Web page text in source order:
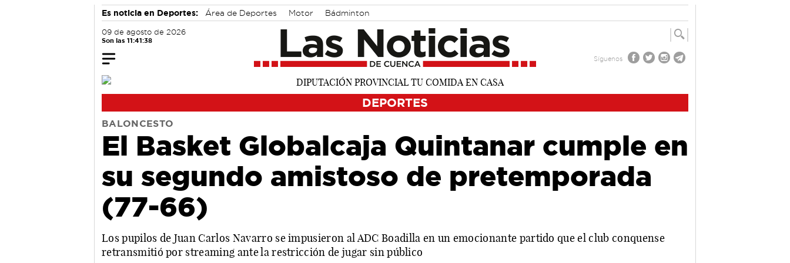
Es noticia en Deportes: Área de Deportes Motor Bádminton
09 de agosto de 2026
Son las 11:41:38
Síguenos
DEPORTES
BALONCESTO
El Basket Globalcaja Quintanar cumple en
su segundo amistoso de pretemporada
(77-66)
Los pupilos de Juan Carlos Navarro se impusieron al ADC Boadilla en un emocionante partido que el club conquense
retransmitió por streaming ante la restricción de jugar sin público